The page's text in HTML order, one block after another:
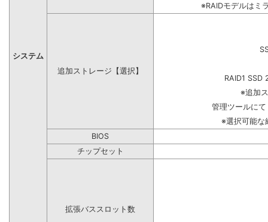
システム
※RAIDモデルはミ
追加ストレージ【選択】
RAID1 SSD
※追加
管理ツールに
※選択可能な
BIOS
チップセット
拡張バススロット数